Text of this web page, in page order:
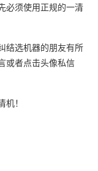
必须使用正规的一清
结选机器的朋友有所
或者点击头像私信
！